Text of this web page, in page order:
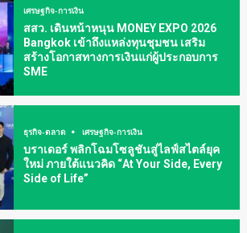
เศรษฐกิจ-การเงิน
สสว. เดินหน้าหนุน MONEY EXPO 2026
Bangkok เข้าถึงแหล่งทุนชุมชน เสริม
สร้างโอกาสทางการเงินแก่ผู้ประกอบการ
SME
ธุรกิจ-ตลาด เศรษฐกิจ-การเงิน
บราเดอร์ พลิกโฉมโซลูชันสู่ไลฟ์สไตล์ยุค
ใหม่ ภายใต้แนวคิด “At Your Side, Every
Side of Life”